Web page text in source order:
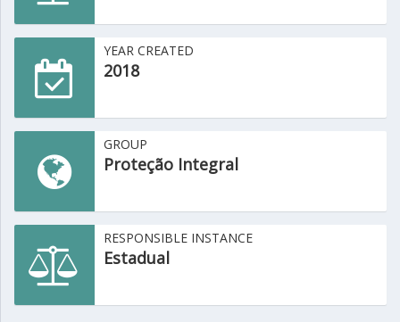
YEAR CREATED
2018
GROUP
Proteção Integral
RESPONSIBLE INSTANCE
Estadual